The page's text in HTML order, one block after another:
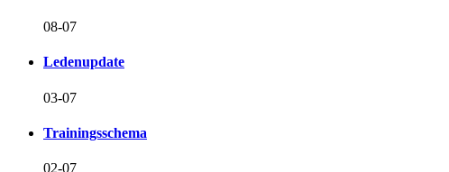
08-07
Ledenupdate
03-07
Trainingsschema
02-07